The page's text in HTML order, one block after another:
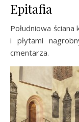
Epitafia
Południowa
i płytami
cmentarza.